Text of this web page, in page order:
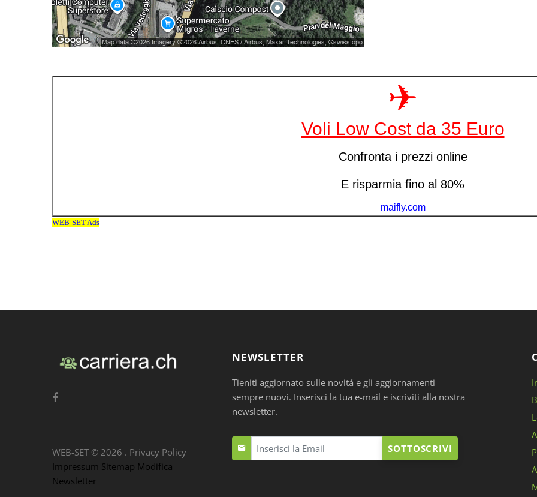
NEWSLETTER
Tieniti aggiornato sulle novitá e gli aggiornamenti
sempre nuovi. Inserisci la tua e-mail e iscriviti alla nostra
newsletter.
SOTTOSCRIVI
WEB-SET © 2026 . Privacy Policy
Impressum Sitemap Modifica
Newsletter